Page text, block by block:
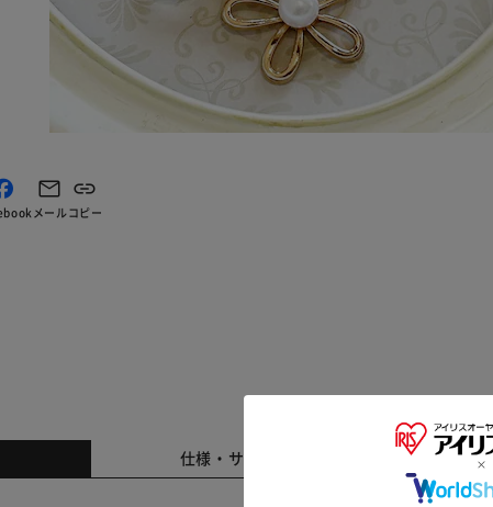
メールコピー
仕様・サイズ 商
※ご確認ください